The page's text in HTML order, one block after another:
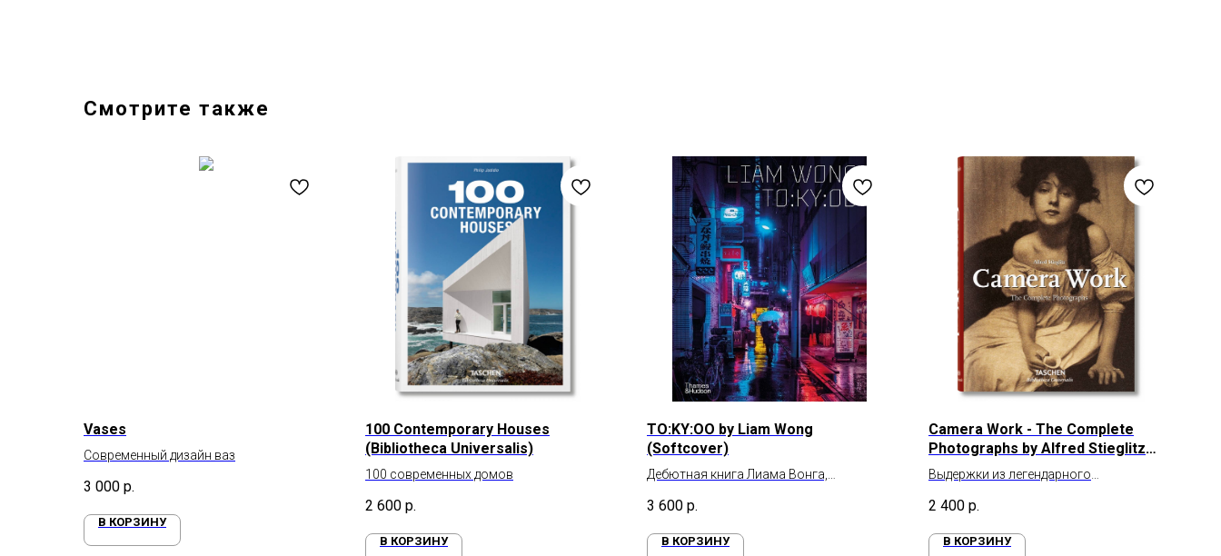
Смотрите также
Vases
Современный дизайн ваз
3 000 р.
В КОРЗИНУ
100 Contemporary Houses
(Bibliotheca Universalis)
100 современных домов
2 600 р.
В КОРЗИНУ
TO:KY:OO by Liam Wong
(Softcover)
Дебютная книга Лиама Вонга,
Токио
3 600 р.
В КОРЗИНУ
Camera Work - The Complete
Photographs by Alfred Stieglitz
(Biblioteca Universalis)
Выдержки из легендарного
2 400 р.
В КОРЗИНУ